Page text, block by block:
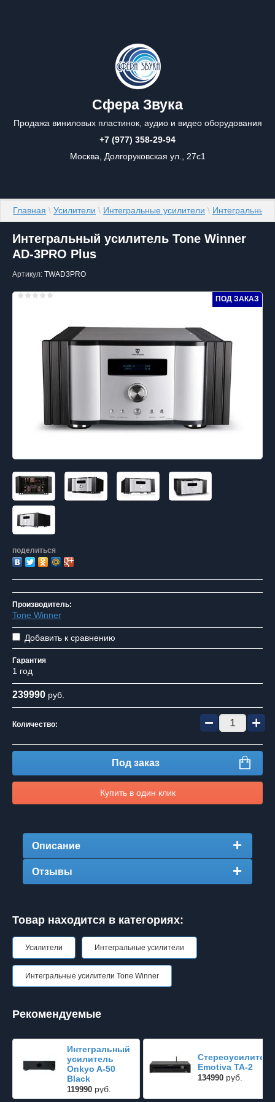
Сфера Звука
Продажа виниловых пластинок, аудио и видео оборудования
+7 (977) 358-29-94
Москва, Долгоруковская ул., 27с1
Главная \ Усилители \ Интегральные усилители \ Интегральные
Интегральный усилитель Tone Winner
AD-3PRO Plus
Артикул: TWAD3PRO
ПОД ЗАКАЗ
поделиться
Производитель:
Tone Winner
Добавить к сравнению
Гарантия
1 год
239990 руб.
Количество: − +
Под заказ
Купить в один клик
Описание
Отзывы
Товар находится в категориях:
Усилители Интегральные усилители
Интегральные усилители Tone Winner
Рекомендуемые
Интегральный
усилитель
Onkyo A-50
Black
119990 руб.
Стереоусилитель
Emotiva TA-2
134990 руб.